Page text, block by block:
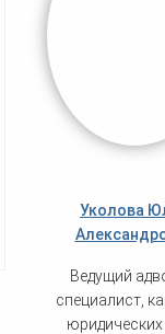
Уколова
Ведущий
специалист,
юридических